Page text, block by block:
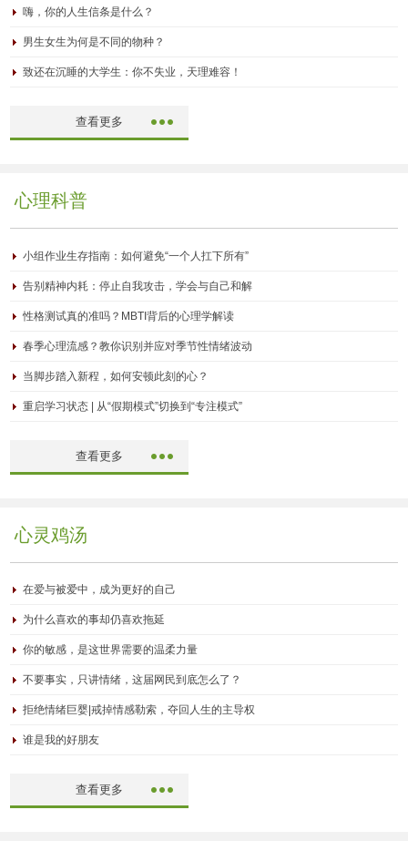
嗨，你的人生信条是什么？
男生女生为何是不同的物种？
致还在沉睡的大学生：你不失业，天理难容！
查看更多
心理科普
小组作业生存指南：如何避免“一个人扛下所有”
告别精神内耗：停止自我攻击，学会与自己和解
性格测试真的准吗？MBTI背后的心理学解读
春季心理流感？教你识别并应对季节性情绪波动
当脚步踏入新程，如何安顿此刻的心？
重启学习状态 | 从“假期模式”切换到“专注模式”
查看更多
心灵鸡汤
在爱与被爱中，成为更好的自己
为什么喜欢的事却仍喜欢拖延
你的敏感，是这世界需要的温柔力量
不要事实，只讲情绪，这届网民到底怎么了？
拒绝情绪巨婴|戒掉情感勒索，夺回人生的主导权
谁是我的好朋友
查看更多